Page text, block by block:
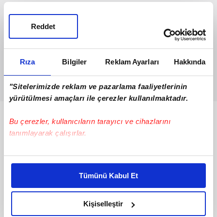
Rıza Bilgiler Reklam Ayarları Hakkında
"Sitelerimizde reklam ve pazarlama faaliyetlerinin
yürütülmesi amaçları ile çerezler kullanılmaktadır.
Bu çerezler, kullanıcıların tarayıcı ve cihazlarını
tanımlayarak çalışırlar.
Bu çerezlere izin vermeniz halinde sizlere özel
daha iyi reklam deneyimi yaşatabiliriz. Bunu yaparken
amacımızın size daha iyi bir reklam deneyimi sunmak
olduğunu ve sizlere en iyi içerikleri sunabilmek adına
elimizden gelen çabayı gösterdiğimizi ve bu noktada,
Tümünü Kabul Et
Kişiselleştir
Reddet
Bunlar da Var